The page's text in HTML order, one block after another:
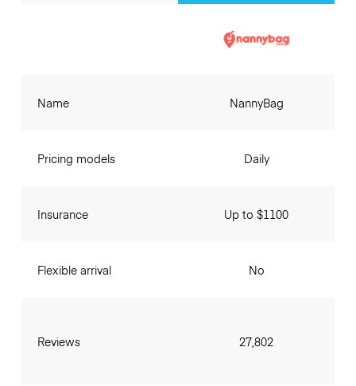
Name
Pricing models
Insurance
Flexible arrival
Reviews
NannyBag
Daily
Up to $1100
No
27,802